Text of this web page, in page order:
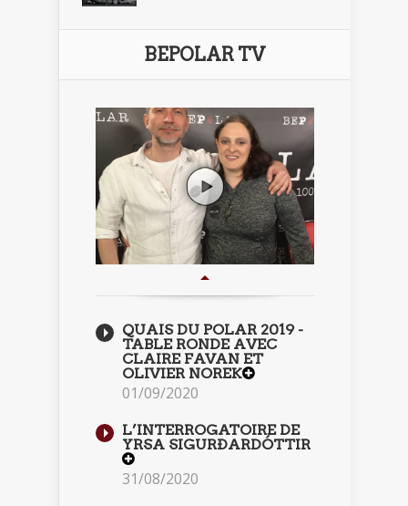
BEPOLAR TV
QUAIS DU POLAR 2019 -
TABLE RONDE AVEC
CLAIRE FAVAN ET
OLIVIER NOREK
01/09/2020
L’INTERROGATOIRE DE
YRSA SIGURÐARDÓTTIR
31/08/2020